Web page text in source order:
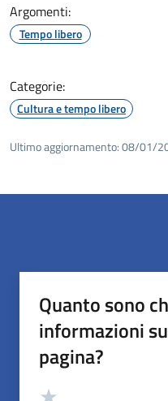
Argomenti:
Tempo libero
Categorie:
Cultura e tempo libero
Ultimo aggiornamento:08/01/
Quanto sono
informazioni
pagina?
Valutazione